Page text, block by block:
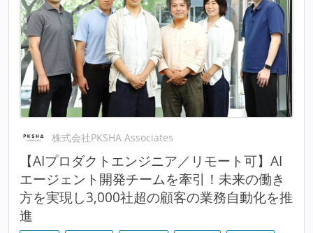
株式会社PKSHA Associates
【AIプロダクトエンジニア／リモート可】AI
エージェント開発チームを牽引！未来の働き
方を実現し3,000社超の顧客の業務自動化を推
進